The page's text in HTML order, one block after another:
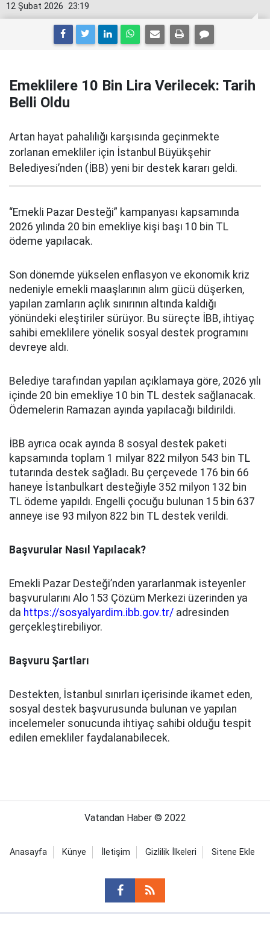
23:19
12 Şubat 2026
Emeklilere 10 Bin Lira Verilecek: Tarih
Belli Oldu
Artan hayat pahalılığı karşısında geçinmekte
zorlanan emekliler için İstanbul Büyükşehir
Belediyesi’nden (İBB) yeni bir destek kararı geldi.
“Emekli Pazar Desteği” kampanyası kapsamında
2026 yılında 20 bin emekliye kişi başı 10 bin TL
ödeme yapılacak.
Son dönemde yükselen enflasyon ve ekonomik kriz
nedeniyle emekli maaşlarının alım gücü düşerken,
yapılan zamların açlık sınırının altında kaldığı
yönündeki eleştiriler sürüyor. Bu süreçte İBB, ihtiyaç
sahibi emeklilere yönelik sosyal destek programını
devreye aldı.
Belediye tarafından yapılan açıklamaya göre, 2026 yılı
içinde 20 bin emekliye 10 bin TL destek sağlanacak.
Ödemelerin Ramazan ayında yapılacağı bildirildi.
İBB ayrıca ocak ayında 8 sosyal destek paketi
kapsamında toplam 1 milyar 822 milyon 543 bin TL
tutarında destek sağladı. Bu çerçevede 176 bin 66
haneye İstanbulkart desteğiyle 352 milyon 132 bin
TL ödeme yapıldı. Engelli çocuğu bulunan 15 bin 637
anneye ise 93 milyon 822 bin TL destek verildi.
Başvurular Nasıl Yapılacak?
Emekli Pazar Desteği’nden yararlanmak isteyenler
başvurularını Alo 153 Çözüm Merkezi üzerinden ya
da https://sosyalyardim.ibb.gov.tr/ adresinden
gerçekleştirebiliyor.
Başvuru Şartları
Destekten, İstanbul sınırları içerisinde ikamet eden,
sosyal destek başvurusunda bulunan ve yapılan
incelemeler sonucunda ihtiyaç sahibi olduğu tespit
edilen emekliler faydalanabilecek.
Vatandan Haber © 2022
Anasayfa Künye İletişim Gizlilik İlkeleri Sitene Ekle